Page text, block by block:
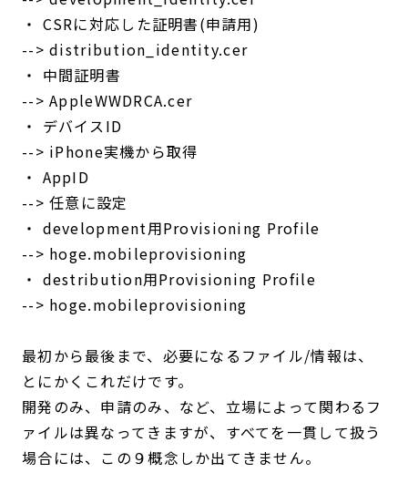
・ CSRに対応した証明書(申請用)
--> distribution_identity.cer
・ 中間証明書
--> AppleWWDRCA.cer
・ デバイスID
--> iPhone実機から取得
・ AppID
--> 任意に設定
・ development用Provisioning Profile
--> hoge.mobileprovisioning
・ destribution用Provisioning Profile
--> hoge.mobileprovisioning
最初から最後まで、必要になるファイル/情報は、
とにかくこれだけです。
開発のみ、申請のみ、など、立場によって関わるフ
ァイルは異なってきますが、すべてを一貫して扱う
場合には、この９概念しか出てきません。